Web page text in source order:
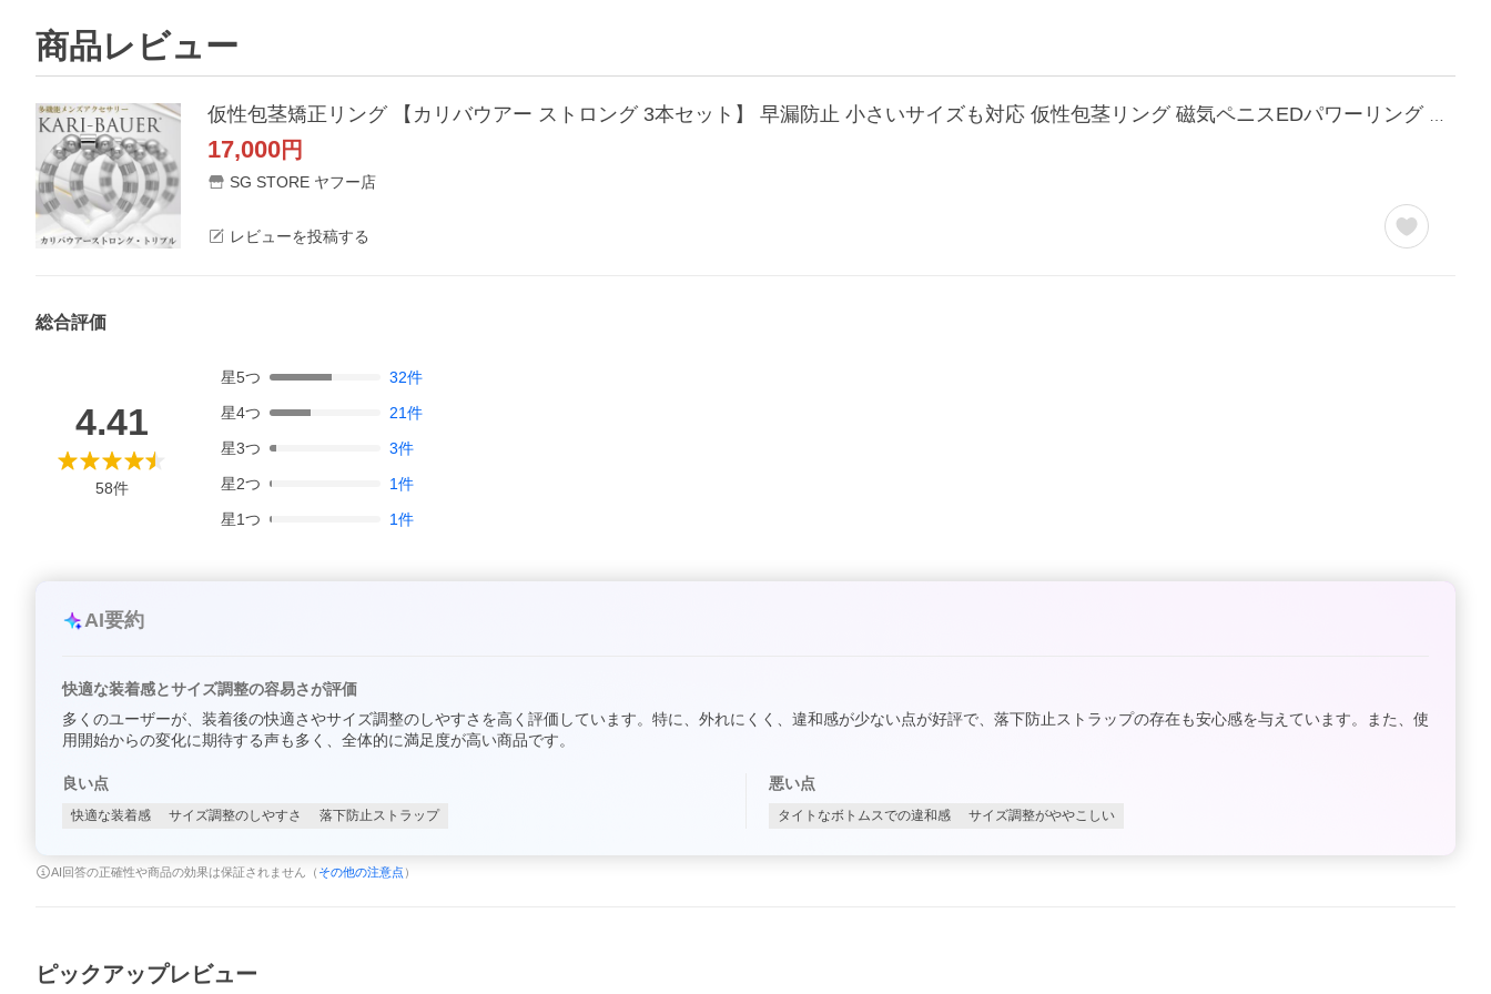
商品レビュー
17,000円
SG STORE ヤフー店
レビューを投稿する
総合評価
4.41
58件
星5つ 32件
星4つ 21件
星3つ 3件
星2つ 1件
星1つ 1件
AI要約
快適な装着感とサイズ調整の容易さが評価
多くのユーザーが、装着後の快適さやサイズ調整のしやすさを高く評価しています。特に、外れにくく、違和感が少ない点が好評で、落下防止ストラップの存在も安心感を与えています。また、使
用開始からの変化に期待する声も多く、全体的に満足度が高い商品です。
良い点
快適な装着感 サイズ調整のしやすさ 落下防止ストラップ
悪い点
タイトなボトムスでの違和感 サイズ調整がややこしい
AI回答の正確性や商品の効果は保証されません（ その他の注意点 ）
ピックアップレビュー